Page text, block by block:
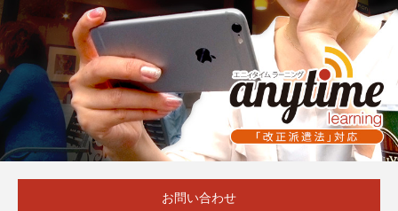
お問い合わせ